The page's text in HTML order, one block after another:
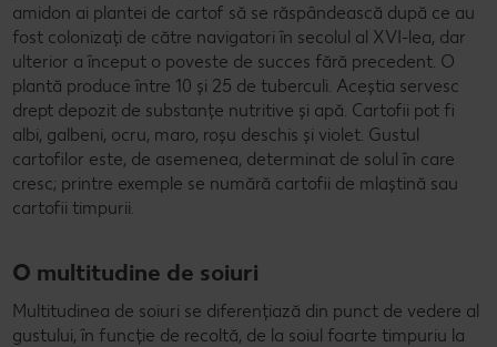
amidon ai plantei de cartof să se răspândească după ce au
fost colonizați de către navigatori în secolul al XVI-lea, dar
ulterior a început o poveste de succes fără precedent. O
plantă produce între 10 și 25 de tuberculi. Aceștia servesc
drept depozit de substanțe nutritive și apă. Cartofii pot fi
albi, galbeni, ocru, maro, roșu deschis și violet. Gustul
cartofilor este, de asemenea, determinat de solul în care
cresc; printre exemple se numără cartofii de mlaștină sau
cartofii timpurii.
O multitudine de soiuri
Multitudinea de soiuri se diferențiază din punct de vedere al
gustului, în funcție de recoltă, de la soiul foarte timpuriu la